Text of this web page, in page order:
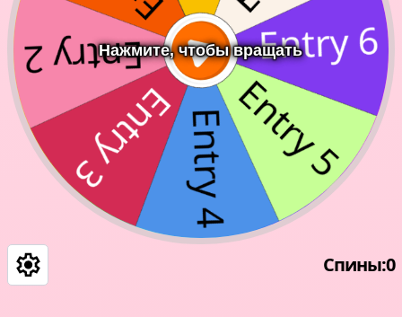
Нажмите, чтобы вращать
0
:
Спины